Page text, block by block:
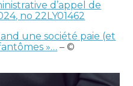
d’appel de
no 22LY01462
une société paie (et
»… – ©